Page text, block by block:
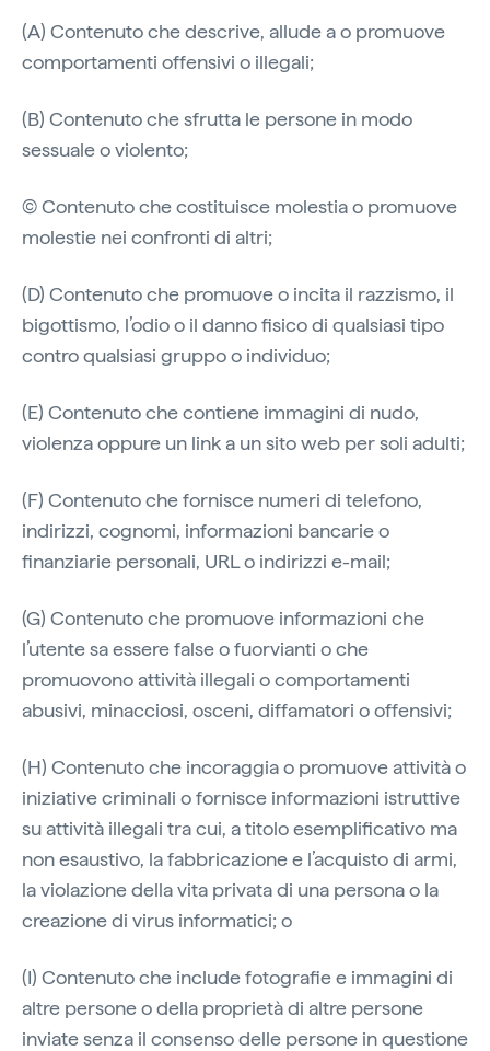
(A) Contenuto che descrive, allude a o promuove
comportamenti offensivi o illegali;
(B) Contenuto che sfrutta le persone in modo
sessuale o violento;
(C) Contenuto che costituisce molestia o promuove
molestie nei confronti di altri;
(D) Contenuto che promuove o incita il razzismo, il
bigottismo, l’odio o il danno fisico di qualsiasi tipo
contro qualsiasi gruppo o individuo;
(E) Contenuto che contiene immagini di nudo,
violenza oppure un link a un sito web per soli adulti;
(F) Contenuto che fornisce numeri di telefono,
indirizzi, cognomi, informazioni bancarie o
finanziarie personali, URL o indirizzi e-mail;
(G) Contenuto che promuove informazioni che
l’utente sa essere false o fuorvianti o che
promuovono attività illegali o comportamenti
abusivi, minacciosi, osceni, diffamatori o offensivi;
(H) Contenuto che incoraggia o promuove attività o
iniziative criminali o fornisce informazioni istruttive
su attività illegali tra cui, a titolo esemplificativo ma
non esaustivo, la fabbricazione e l’acquisto di armi,
la violazione della vita privata di una persona o la
creazione di virus informatici; o
(I) Contenuto che include fotografie e immagini di
altre persone o della proprietà di altre persone
inviate senza il consenso delle persone in questione